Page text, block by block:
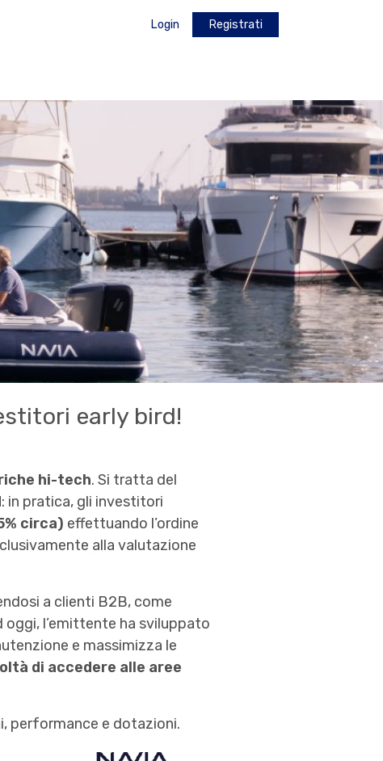
Login Registrati
early bird!
hi-tech. Si tratta del
: in pratica, gli investitori
circa) effettuando l’ordine
alla valutazione
a clienti B2B, come
l’emittente ha sviluppato
e massimizza le
di accedere alle aree
performance e dotazioni.